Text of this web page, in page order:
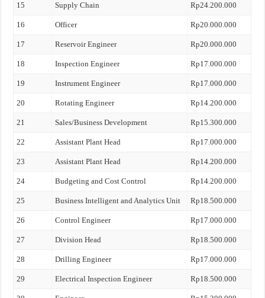
15 Supply Chain Rp24.200.000
16 Officer Rp20.000.000
17 Reservoir Engineer Rp20.000.000
18 Inspection Engineer Rp17.000.000
19 Instrument Engineer Rp17.000.000
20 Rotating Engineer Rp14.200.000
21 Sales/Business Development Rp15.300.000
22 Assistant Plant Head Rp17.000.000
23 Assistant Plant Head Rp14.200.000
24 Budgeting and Cost Control Rp14.200.000
25 Business Intelligent and Analytics Unit Rp18.500.000
26 Control Engineer Rp17.000.000
27 Division Head Rp18.500.000
28 Drilling Engineer Rp17.000.000
29 Electrical Inspection Engineer Rp18.500.000